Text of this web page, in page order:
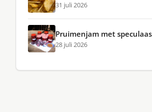
31 juli 2026
Pruimenjam met
28 juli 2026